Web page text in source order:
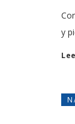
y